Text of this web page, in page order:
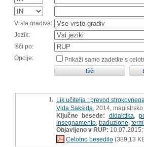
Vrsta gradiva:
Jezik:
Išči po:
Opcije:
Prikaži samo zadetke s
1. Lik učitelja : prevod
Vida Saksida , 2014,
Ključne besede:
didaktika
insegnamento traduzione
Objavljeno v RUP: 10.07.2015;
Celotno besedilo (389,13